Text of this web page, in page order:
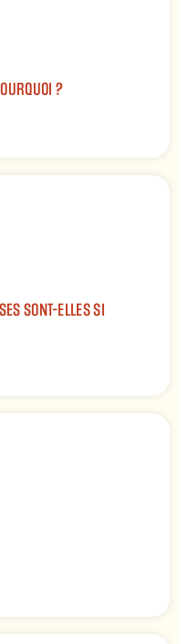
?
SONT-ELLES SI